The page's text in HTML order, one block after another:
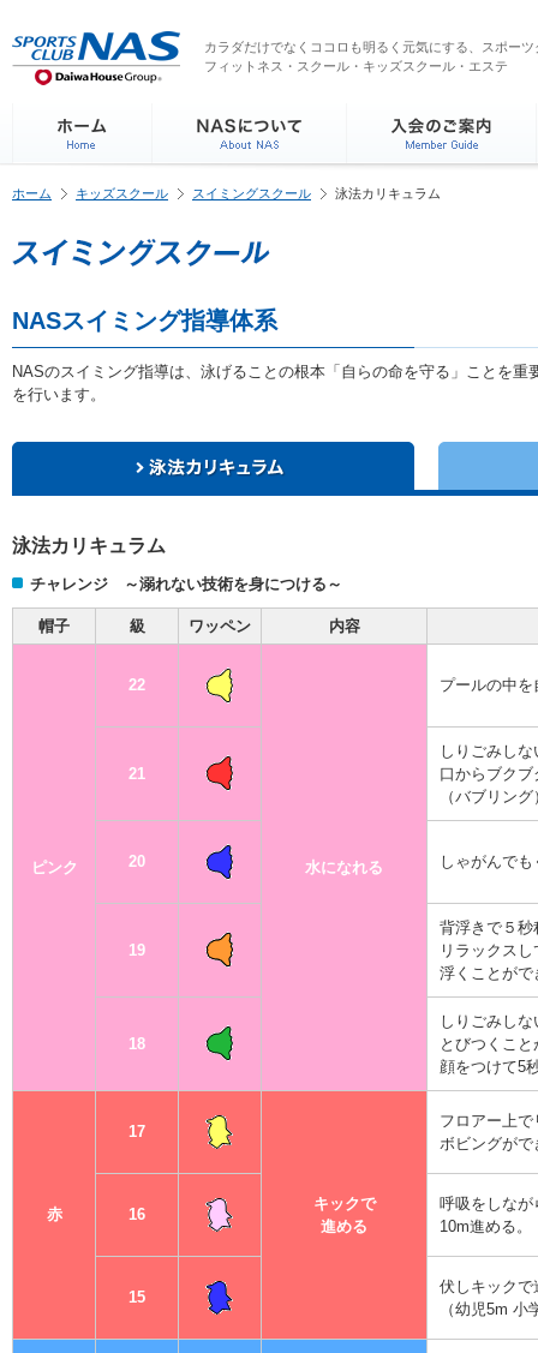
ー
る
の
ン
ク
で
す
サ
ト
メ
ニ
ュ
ー
移
カラダだけでなくココロも明るく元気にする、スポーツ
フィットネス・スクール・キッズスクール・エステ
こ
か
主
で
す
こ
か
ホーム キッズスクール スイミングスクール 泳法カリキュラム
NASスイミング指導体系
NASのスイミング指導は、泳げることの根本「自らの命を守る」ことを
を行います。
泳法カリキュラム
チャレンジ ～溺れない技術を身につける～
帽子 級 ワッペン 内容
ピンク
22
水になれる
プールの中
21
しりごみし
口からブク
（バブリン
20 しゃがんで
19
背浮きで５秒
リラックスし
浮くことがで
18
しりごみし
とびつくこ
顔をつけて5
赤
17
キックで
進める
フロアー上
ボビングがで
16
呼吸をしなが
10m進める。
15
伏しキックで
（幼児5m 小
こ
か
情